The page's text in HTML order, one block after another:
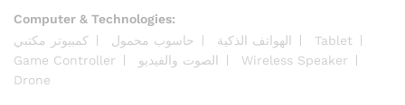
Computer & Technologies:
كمبيوتر مكتبي
حاسوب محمول الهواتف الذكية
Tablet
Game Controller
الصوت والفيديو
Wireless Speaker
Drone